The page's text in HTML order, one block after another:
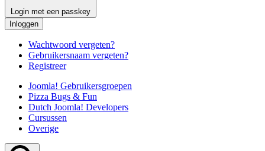
Login met een passkey
Inloggen
Wachtwoord vergeten?
Gebruikersnaam vergeten?
Registreer
Joomla! Gebruikersgroepen
Pizza Bugs & Fun
Dutch Joomla! Developers
Cursussen
Overige